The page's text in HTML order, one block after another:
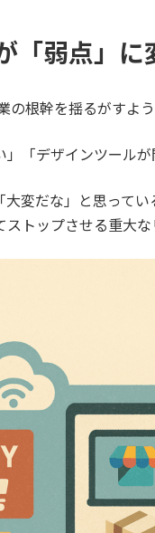
「弱点」
の根幹を揺るがすよ
」「デザインツール
大変だな」と思って
トップさせる重大な